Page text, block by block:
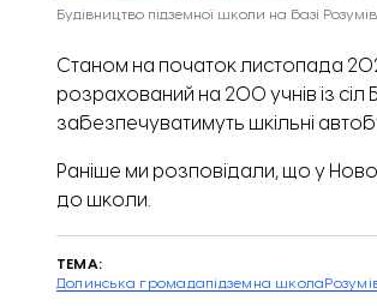
Будівництво підземної школи на базі
Станом на початок листопада
розрахований на 200 учнів із
забезпечуватимуть шкільні
Раніше ми розповідали, що у
до школи.
ТЕМА:
Долинська громадапідземна школа